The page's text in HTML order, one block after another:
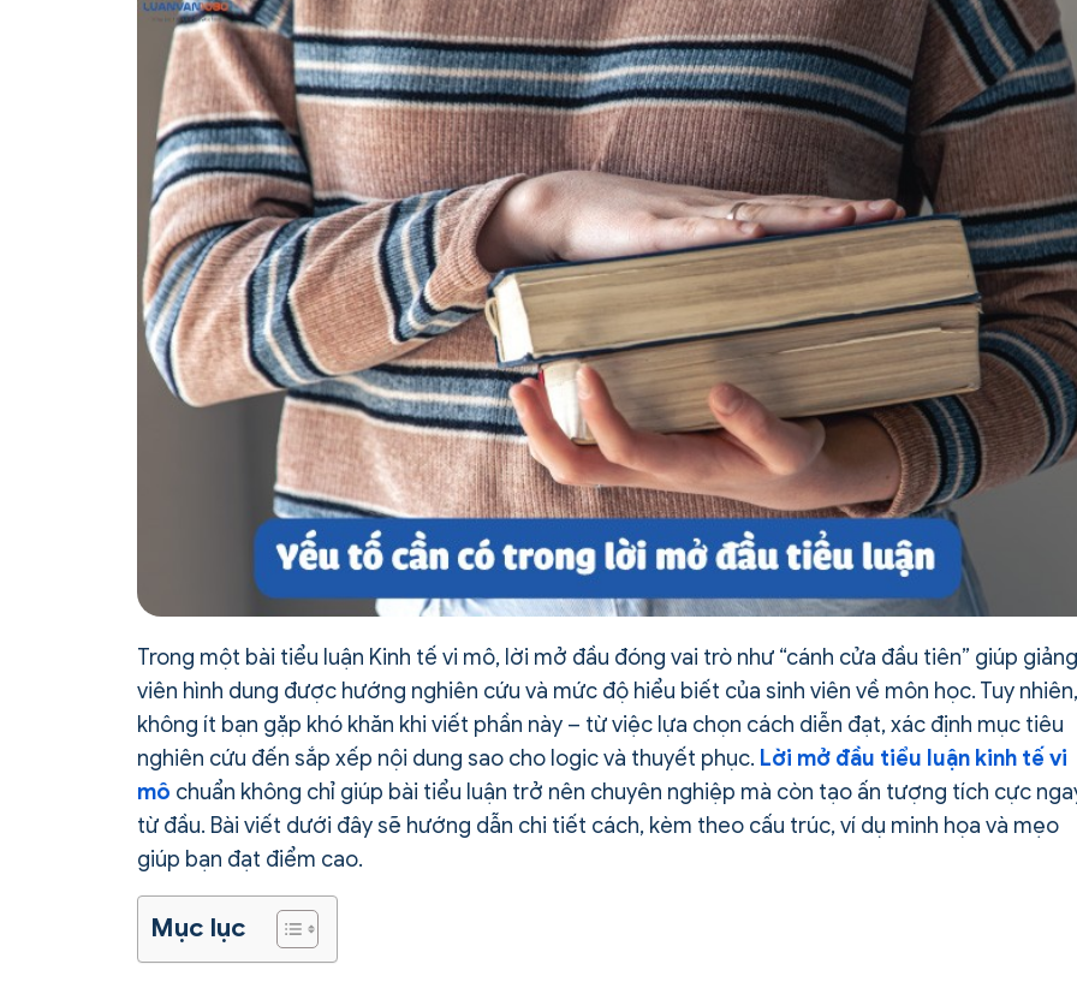
Trong một bài tiểu luận Kinh tế vi mô, lời mở đầu đóng vai trò như “cánh cửa đầu tiên” giúp giảng
viên hình dung được hướng nghiên cứu và mức độ hiểu biết của sinh viên về môn học. Tuy nhiên,
không ít bạn gặp khó khăn khi viết phần này – từ việc lựa chọn cách diễn đạt, xác định mục tiêu
nghiên cứu đến sắp xếp nội dung sao cho logic và thuyết phục. Lời mở đầu tiểu luận kinh tế vi
mô chuẩn không chỉ giúp bài tiểu luận trở nên chuyên nghiệp mà còn tạo ấn tượng tích cực
từ đầu. Bài viết dưới đây sẽ hướng dẫn chi tiết cách, kèm theo cấu trúc, ví dụ minh họa và mẹo
giúp bạn đạt điểm cao.
Mục lục